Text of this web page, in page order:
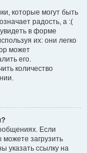
которые могут быть
радость, а :(
в форме
их: они легко
может
его.
количество
Если
загрузить
указать ссылку на